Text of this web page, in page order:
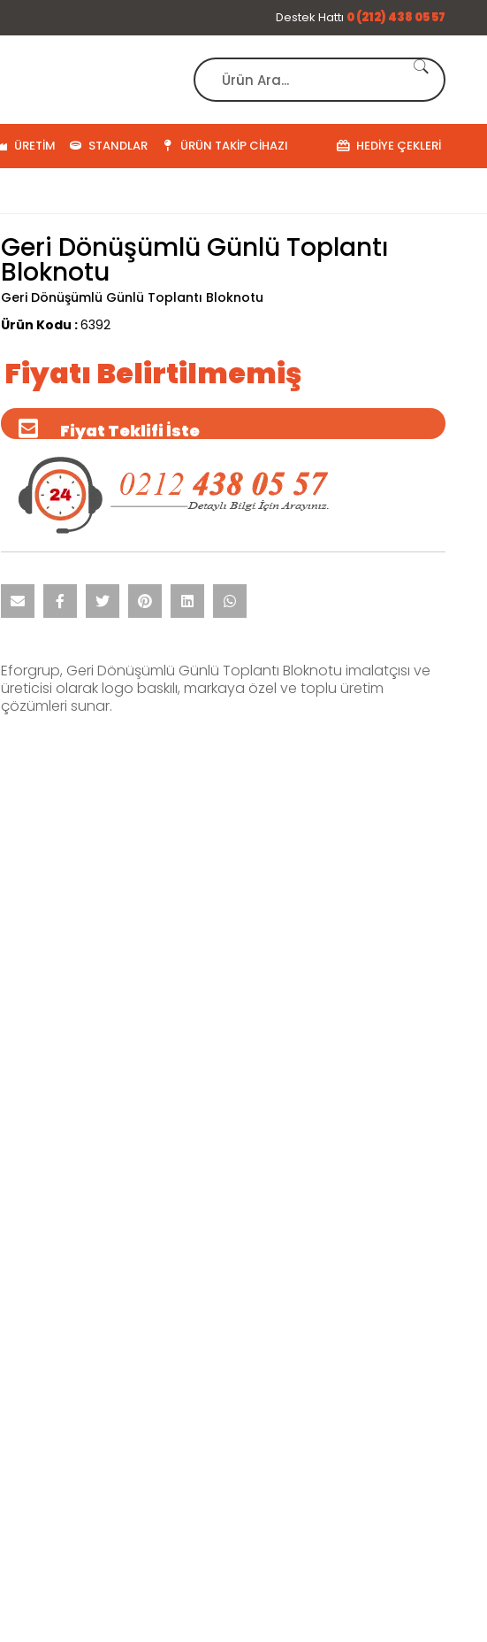
Destek Hattı 0 (212) 438 05 57
ÜRETIM HEDIYE ÇEKLERI
STANDLAR ÜRÜN TAKIP CIHAZI
Geri Dönüşümlü Günlü Toplantı
Bloknotu
Geri Dönüşümlü Günlü Toplantı Bloknotu
Ürün Kodu :6392
Fiyatı Belirtilmemiş
Fiyat Teklifi İste
Eforgrup, Geri Dönüşümlü Günlü Toplantı Bloknotu imalatçısı ve
üreticisi olarak logo baskılı, markaya özel ve toplu üretim
çözümleri sunar.